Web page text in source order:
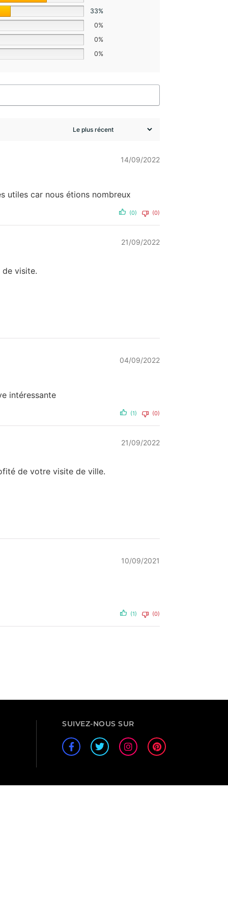
33%
0%
0%
0%
14/09/2022
utiles car nous étions nombreux
(0) (0)
21/09/2022
visite.
04/09/2022
intéressante
(1) (0)
21/09/2022
de votre visite de ville.
10/09/2021
(1) (0)
SUIVEZ-NOUS SUR